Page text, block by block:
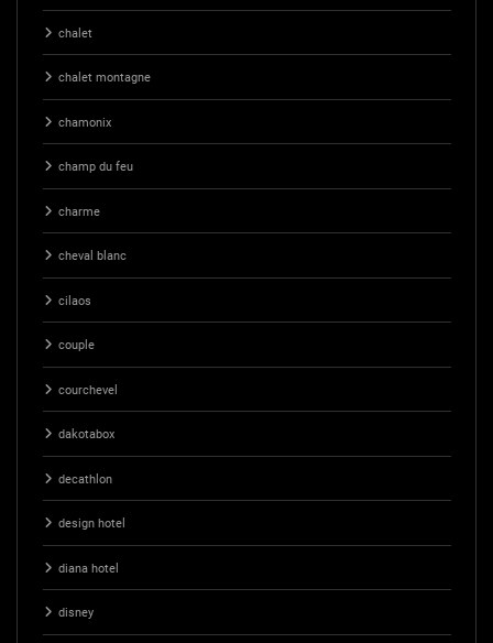
chalet
chalet montagne
chamonix
champ du feu
charme
cheval blanc
cilaos
couple
courchevel
dakotabox
decathlon
design hotel
diana hotel
disney